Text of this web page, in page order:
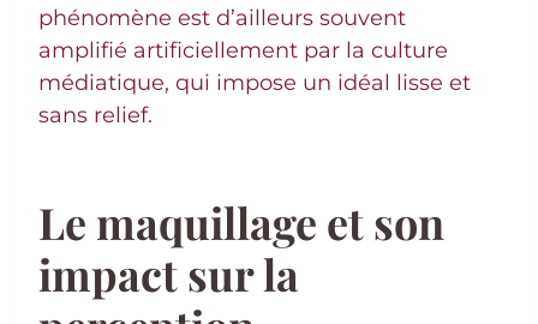
phénomène est d’ailleurs souvent
amplifié artificiellement par la culture
médiatique, qui impose un idéal lisse et
sans relief.
Le maquillage et son
impact sur la